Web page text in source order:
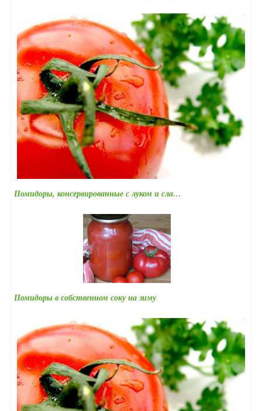
Помидоры, консервированные с луком и сла…
Помидоры в собственном соку на зиму